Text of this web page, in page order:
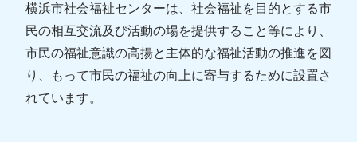
横浜市社会福祉センターは、社会福祉を目的とする市
民の相互交流及び活動の場を提供すること等により、
市民の福祉意識の高揚と主体的な福祉活動の推進を図
り、もって市民の福祉の向上に寄与するために設置さ
れています。